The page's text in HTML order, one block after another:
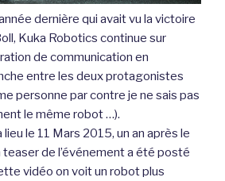
dernière qui avait vu la victoire
Kuka Robotics continue sur
de communication en
entre les deux protagonistes
personne par contre je ne sais pas
le même robot …).
le 11 Mars 2015, un an après le
de l’événement a été posté
vidéo on voit un robot plus